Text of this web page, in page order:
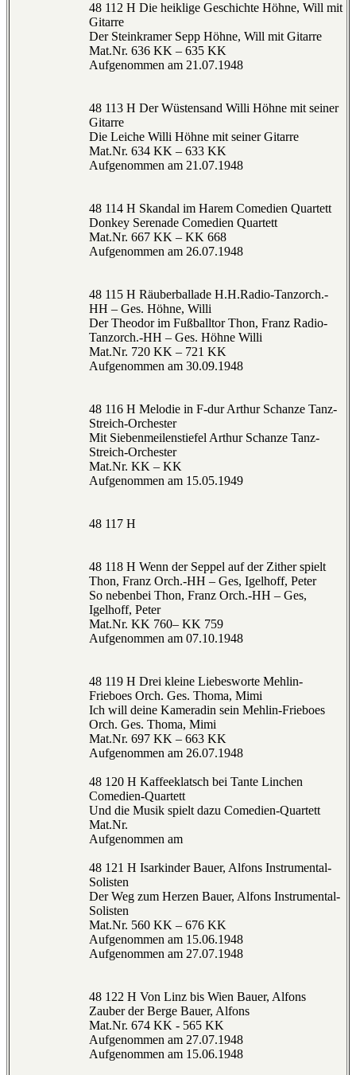
48 112 H Die heiklige Geschichte Höhne, Will mit
Gitarre
Der Steinkramer Sepp Höhne, Will mit Gitarre
Mat.Nr. 636 KK – 635 KK
Aufgenommen am 21.07.1948
48 113 H Der Wüstensand Willi Höhne mit seiner
Gitarre
Die Leiche Willi Höhne mit seiner Gitarre
Mat.Nr. 634 KK – 633 KK
Aufgenommen am 21.07.1948
48 114 H Skandal im Harem Comedien Quartett
Donkey Serenade Comedien Quartett
Mat.Nr. 667 KK – KK 668
Aufgenommen am 26.07.1948
48 115 H Räuberballade H.H.Radio-Tanzorch.-
HH – Ges. Höhne, Willi
Der Theodor im Fußballtor Thon, Franz Radio-
Tanzorch.-HH – Ges. Höhne Willi
Mat.Nr. 720 KK – 721 KK
Aufgenommen am 30.09.1948
48 116 H Melodie in F-dur Arthur Schanze Tanz-
Streich-Orchester
Mit Siebenmeilenstiefel Arthur Schanze Tanz-
Streich-Orchester
Mat.Nr. KK – KK
Aufgenommen am 15.05.1949
48 117 H
48 118 H Wenn der Seppel auf der Zither spielt
Thon, Franz Orch.-HH – Ges, Igelhoff, Peter
So nebenbei Thon, Franz Orch.-HH – Ges,
Igelhoff, Peter
Mat.Nr. KK 760– KK 759
Aufgenommen am 07.10.1948
48 119 H Drei kleine Liebesworte Mehlin-
Frieboes Orch. Ges. Thoma, Mimi
Ich will deine Kameradin sein Mehlin-Frieboes
Orch. Ges. Thoma, Mimi
Mat.Nr. 697 KK – 663 KK
Aufgenommen am 26.07.1948
48 120 H Kaffeeklatsch bei Tante Linchen
Comedien-Quartett
Und die Musik spielt dazu Comedien-Quartett
Mat.Nr.
Aufgenommen am
48 121 H Isarkinder Bauer, Alfons Instrumental-
Solisten
Der Weg zum Herzen Bauer, Alfons Instrumental-
Solisten
Mat.Nr. 560 KK – 676 KK
Aufgenommen am 15.06.1948
Aufgenommen am 27.07.1948
48 122 H Von Linz bis Wien Bauer, Alfons
Zauber der Berge Bauer, Alfons
Mat.Nr. 674 KK - 565 KK
Aufgenommen am 27.07.1948
Aufgenommen am 15.06.1948